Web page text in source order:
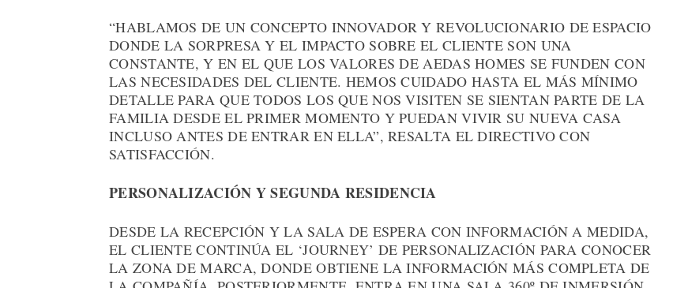
“HABLAMOS DE UN CONCEPTO INNOVADOR Y REVOLUCIONARIO DE ESPACIO
DONDE LA SORPRESA Y EL IMPACTO SOBRE EL CLIENTE SON UNA
CONSTANTE, Y EN EL QUE LOS VALORES DE AEDAS HOMES SE FUNDEN CON
LAS NECESIDADES DEL CLIENTE. HEMOS CUIDADO HASTA EL MÁS MÍNIMO
DETALLE PARA QUE TODOS LOS QUE NOS VISITEN SE SIENTAN PARTE DE LA
FAMILIA DESDE EL PRIMER MOMENTO Y PUEDAN VIVIR SU NUEVA CASA
INCLUSO ANTES DE ENTRAR EN ELLA”, RESALTA EL DIRECTIVO CON
SATISFACCIÓN.
PERSONALIZACIÓN Y SEGUNDA RESIDENCIA
DESDE LA RECEPCIÓN Y LA SALA DE ESPERA CON INFORMACIÓN A MEDIDA,
EL CLIENTE CONTINÚA EL ‘JOURNEY’ DE PERSONALIZACIÓN PARA CONOCER
LA ZONA DE MARCA, DONDE OBTIENE LA INFORMACIÓN MÁS COMPLETA DE